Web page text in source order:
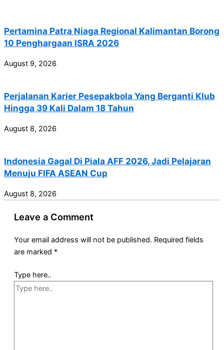
Pertamina Patra Niaga Regional Kalimantan Borong
10 Penghargaan ISRA 2026
August 9, 2026
Perjalanan Karier Pesepakbola Yang Berganti Klub
Hingga 39 Kali Dalam 18 Tahun
August 8, 2026
Indonesia Gagal Di Piala AFF 2026, Jadi Pelajaran
Menuju FIFA ASEAN Cup
August 8, 2026
Leave a Comment
Your email address will not be published. Required fields
are marked *
Type here..